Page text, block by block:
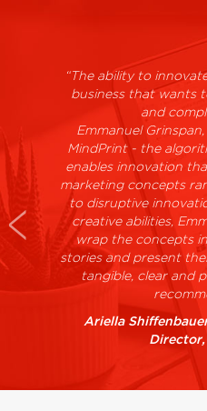
“The ability to
business that wants
and
Emmanuel
MindPrint - the
enables innovation
marketing concepts
to disruptive
creative abilities,
wrap the concepts
stories and present
tangible, clear and
Ariella
Director,